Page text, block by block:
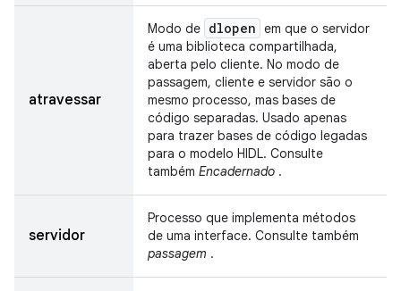
atravessar
Modo de dlopen em que o servidor
é uma biblioteca compartilhada,
aberta pelo cliente. No modo de
passagem, cliente e servidor são o
mesmo processo, mas bases de
código separadas. Usado apenas
para trazer bases de código legadas
para o modelo HIDL. Consulte
também Encadernado .
servidor
Processo que implementa métodos
de uma interface. Consulte também
passagem .